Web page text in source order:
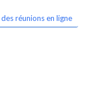
réunions en ligne